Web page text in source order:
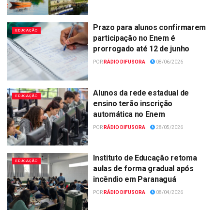
EDUCAÇÃO
Prazo para alunos confirmarem
participação no Enem é
prorrogado até 12 de junho
POR RÁDIO DIFUSORA 08/06/2026
EDUCAÇÃO
Alunos da rede estadual de
ensino terão inscrição
automática no Enem
POR RÁDIO DIFUSORA 28/05/2026
EDUCAÇÃO
Instituto de Educação retoma
aulas de forma gradual após
incêndio em Paranaguá
POR RÁDIO DIFUSORA 08/04/2026